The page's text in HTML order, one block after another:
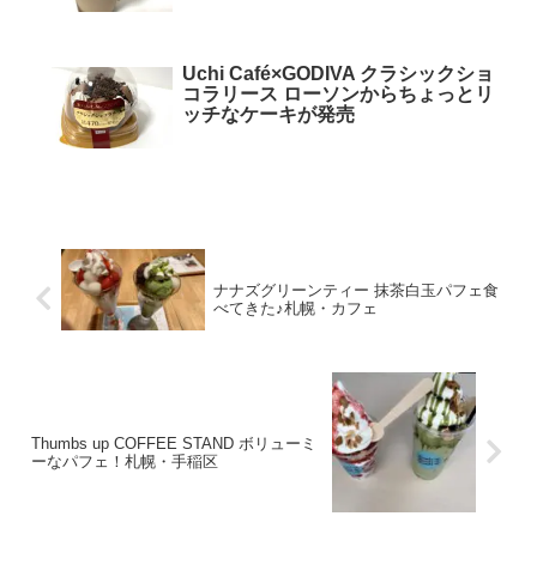
Uchi Café×GODIVA クラシックショ
コラリース ローソンからちょっとリ
ッチなケーキが発売
ナナズグリーンティー 抹茶白玉パフェ食
べてきた♪札幌・カフェ
Thumbs up COFFEE STAND ボリューミ
ーなパフェ！札幌・手稲区